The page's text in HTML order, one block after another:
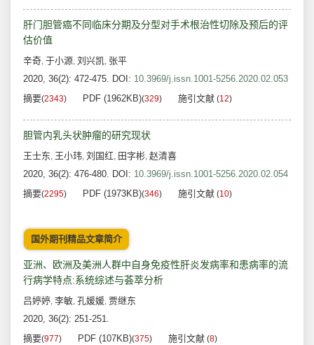
肝门胆管癌不同临床分期及分型对手术根治性切除及预后的评
估价值
辛奇, 于小源, 刘兴凯, 张平
2020, 36(2): 472-475. DOI: 10.3969/j.issn.1001-5256.2020.02.053
摘要(2343) PDF (1962KB)(329) 施引文献 (12)
胆管内乳头状肿瘤的研究现状
王士东, 王小玮, 刘国红, 田字彬, 赵清喜
2020, 36(2): 476-480. DOI: 10.3969/j.issn.1001-5256.2020.02.054
摘要(2295) PDF (1973KB)(346) 施引文献 (10)
国外期刊精品文章简介
亚洲、欧洲及美洲人群中自身免疫性肝炎发病率和患病率的流
行病学特点:系统综述与荟萃分析
吕婷婷, 李敏, 孔媛媛, 贾继东
2020, 36(2): 251-251.
摘要(977) PDF (107KB)(375) 施引文献 (8)